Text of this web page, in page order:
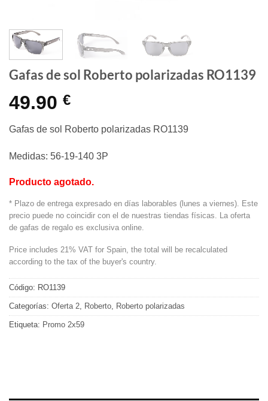
Gafas de sol Roberto polarizadas RO1139
49.90 €
Gafas de sol Roberto polarizadas RO1139
Medidas: 56-19-140 3P
Producto agotado.
* Plazo de entrega expresado en días laborables (lunes a viernes). Este
precio puede no coincidir con el de nuestras tiendas físicas. La oferta
de gafas de regalo es exclusiva online.
Price includes 21% VAT for Spain, the total will be recalculated
according to the tax of the buyer's country.
Código: RO1139
Categorías: Oferta 2 Roberto Roberto polarizadas
Etiqueta: Promo 2x59